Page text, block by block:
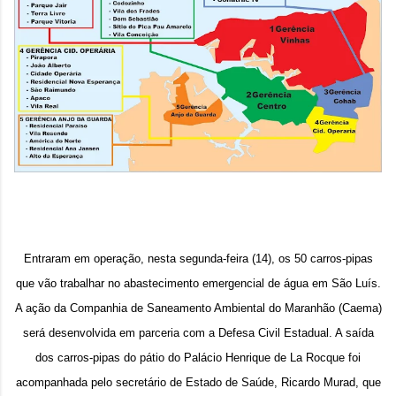
Entraram em operação, nesta segunda-feira (14), os 50 carros-pipas
que vão trabalhar no abastecimento emergencial de água em São Luís.
A ação da Companhia de Saneamento Ambiental do Maranhão (Caema)
será desenvolvida em parceria com a Defesa Civil Estadual. A saída
dos carros-pipas do pátio do Palácio Henrique de La Rocque foi
acompanhada pelo secretário de Estado de Saúde, Ricardo Murad, que